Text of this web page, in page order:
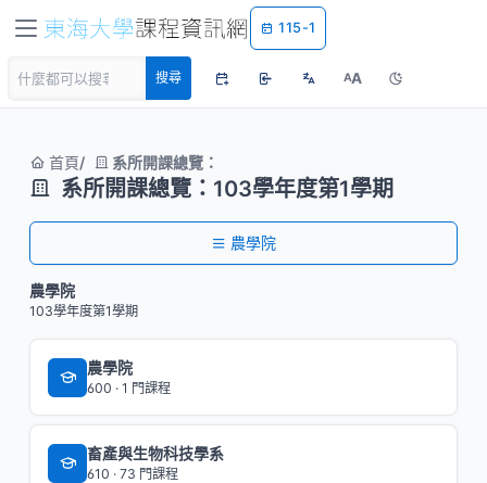
115-1
搜尋 AA
首頁 系所開課總覽：
系所開課總覽：103學年度第1學期
農學院
農學院
103學年度第1學期
農學院
600 · 1 門課程
畜產與生物科技學系
610 · 73 門課程